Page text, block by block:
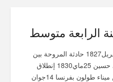
الرابعة متوسط
تواريخ تاريخ الرابعة متوسط افريل1827 حادثة المروحة بين
القنصل الفرنسي ديفال والداي حسين 25ماي1830 إنطلاق
الأسطول البحري الفرنسي من ميناء طولون بفرنسا 14جوان